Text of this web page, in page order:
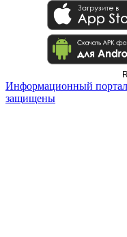
Информационный
защищены